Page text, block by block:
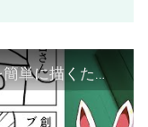
【簡単漫画制作】デジタル漫画を簡単に描くための手順【ゆっくり解説】